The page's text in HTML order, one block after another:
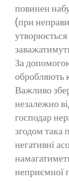
повинен
(при
утворюється
За
обробляють
Важливо
незалежно
господар
згодом така
негативні
неприємної